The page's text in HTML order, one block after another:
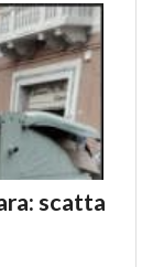
scatta